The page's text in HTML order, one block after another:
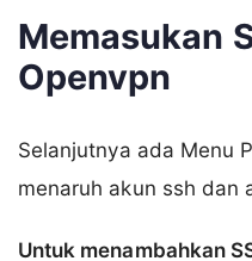
Memasukan
Openvpn
Selanjutnya ada Menu
menaruh akun ssh dan
Untuk menambahkan